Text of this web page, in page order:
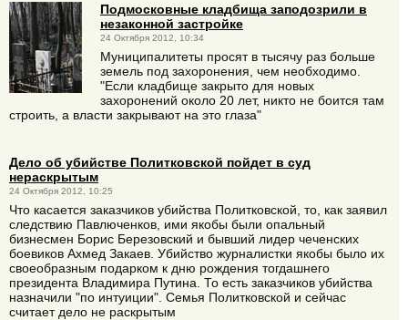
Подмосковные кладбища заподозрили в
незаконной застройке
24 Октября 2012, 10:34
Муниципалитеты просят в тысячу раз больше
земель под захоронения, чем необходимо.
"Если кладбище закрыто для новых
захоронений около 20 лет, никто не боится там
строить, а власти закрывают на это глаза"
Дело об убийстве Политковской пойдет в суд
нераскрытым
24 Октября 2012, 10:25
Что касается заказчиков убийства Политковской, то, как заявил
следствию Павлюченков, ими якобы были опальный
бизнесмен Борис Березовский и бывший лидер чеченских
боевиков Ахмед Закаев. Убийство журналистки якобы было их
своеобразным подарком к дню рождения тогдашнего
президента Владимира Путина. То есть заказчиков убийства
назначили "по интуиции". Семья Политковской и сейчас
считает дело не раскрытым